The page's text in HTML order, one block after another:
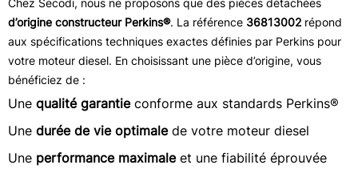
Chez Secodi, nous ne proposons que des pièces détachées
d’origine constructeur Perkins®. La référence 36813002 répond
aux spécifications techniques exactes définies par Perkins pour
votre moteur diesel. En choisissant une pièce d’origine, vous
bénéficiez de :
Une qualité garantieconforme aux standards Perkins®
Une durée de vie optimalede votre moteur diesel
Une performance maximaleet une fiabilité éprouvée